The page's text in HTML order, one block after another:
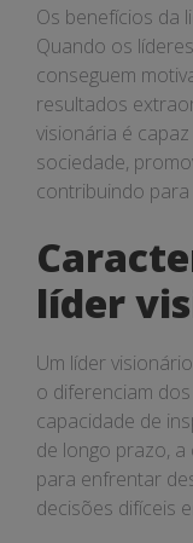
Os benefícios da
Quando os
conseguem
resultados
visionária é
sociedade,
contribuindo
líder
Um líder
o diferenciam
capacidade de
de longo prazo, a
para enfrentar
decisões difíceis